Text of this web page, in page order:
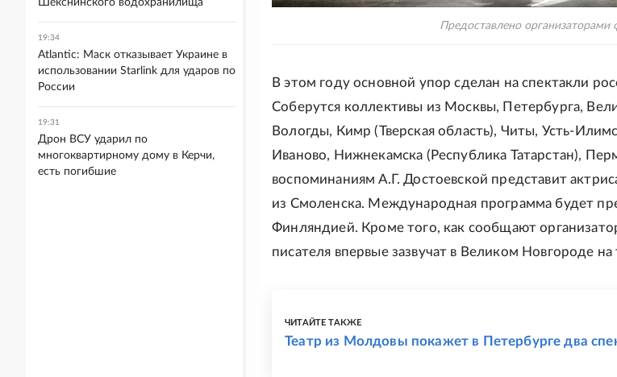
Предоставлено
В этом году основной упор сделан на спектакли
Соберутся коллективы из Москвы, Петербурга,
Вологды, Кимр (Тверская область), Читы, Усть-
Иваново, Нижнекамска (Республика Татарстан),
воспоминаниям А.Г. Достоевской представит
из Смоленска. Международная программа будет
Финляндией. Кроме того, как сообщают
писателя впервые зазвучат в Великом Новгороде на
ЧИТАЙТЕ ТАКЖЕ
Театр из Молдовы покажет в Петербурге два
Шекснинского водохранилища
19:34
Atlantic: Маск отказывает Украине в
использовании Starlink для ударов по
России
19:31
Дрон ВСУ ударил по
многоквартирному дому в Керчи,
есть погибшие